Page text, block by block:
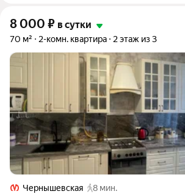
8 000 ₽ в сутки
70 м² 2-комн. квартира 2 этаж из 3
Чернышевская
8 мин.